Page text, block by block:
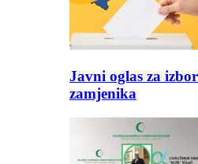
Javni oglas za
zamjenika